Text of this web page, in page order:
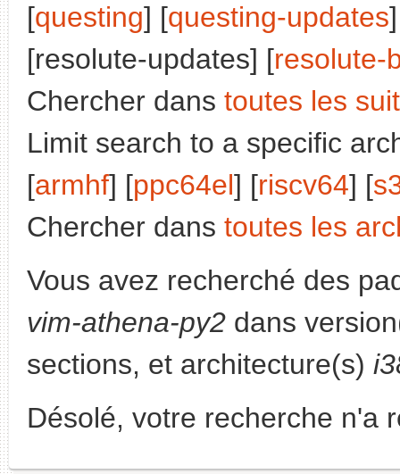
[questing] [questing-updates
[resolute-updates] [resolute-
Chercher dans toutes les
Limit search to a specific
[armhf] [ppc64el] [riscv64] [
Chercher dans toutes les
Vous avez recherché des
vim-athena-py2 dans
sections, et architecture(s)
Désolé, votre recherche n'a